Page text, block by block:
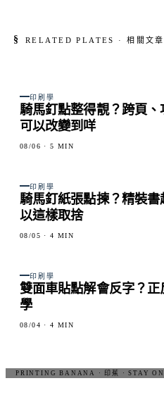
§ RELATED PLATES · 相關文章
FIG. 01
印刷學
騎馬釘點整得靚？跨頁
可以改變到咩
08/06 · 5 MIN
FIG. 02
印刷學
騎馬釘紙張點揀？精裝
以這樣取捨
08/05 · 4 MIN
FIG. 03
印刷學
雙面車貼點解會反字？
學
08/04 · 4 MIN